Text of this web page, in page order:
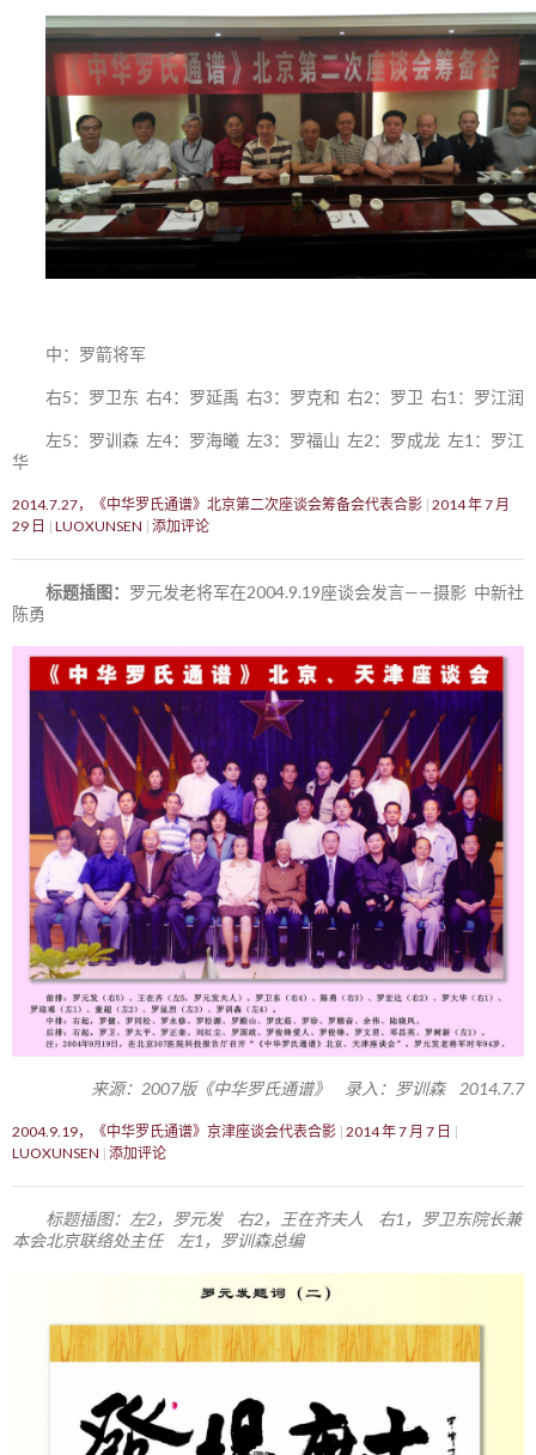
中：罗箭将军
右5：罗卫东 右4：罗延禹 右3：罗克和 右2：罗卫 右1：罗江润
左5：罗训森 左4：罗海曦 左3：罗福山 左2：罗成龙 左1：罗江
华
2014.7.27，《中华罗氏通谱》北京第二次座谈会筹备会代表合影 2014 年 7 月
29 日
LUOXUNSEN 添加评论
标题插图： 罗元发老将军在2004.9.19座谈会发言——摄影 中新社
陈勇
来源：2007版《中华罗氏通谱》 录入：罗训森 2014.7.7
2004.9.19，《中华罗氏通谱》京津座谈会代表合影 2014 年 7 月 7 日
LUOXUNSEN 添加评论
标题插图：左2，罗元发 右2，王在齐夫人 右1，罗卫东院长兼
本会北京联络处主任 左1，罗训森总编